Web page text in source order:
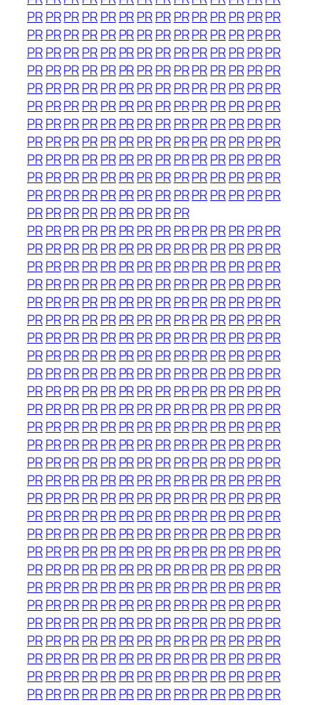
PRPRPRPRPR PRPRPRPRPRPRPR PRPR
PRPRPRPRPR PRPRPRPRPRPRPR PRPR
PRPRPRPRPR PRPRPRPRPRPRPR PRPR
PRPRPRPRPR PRPRPRPRPRPRPR PRPR
PRPRPRPRPR PRPRPRPRPRPRPR PRPR
PRPRPRPRPR PRPRPRPRPRPRPR PRPR
PRPRPRPRPR PRPRPRPRPRPRPR PRPR
PRPRPRPRPR PRPRPRPRPRPRPR PRPR
PRPRPRPRPR PRPRPRPRPRPRPR PRPR
PRPRPRPRPR PRPRPRPRPRPRPR PRPR
PRPRPRPRPR PRPRPRPRPRPRPR PRPR
PRPRPRPRPR PRPRPRPR
PRPRPRPRPR PRPRPRPRPRPRPR PRPR
PRPRPRPRPR PRPRPRPRPRPRPR PRPR
PRPRPRPRPR PRPRPRPRPRPRPR PRPR
PRPRPRPRPR PRPRPRPRPRPRPR PRPR
PRPRPRPRPR PRPRPRPRPRPRPR PRPR
PRPRPRPRPR PRPRPRPRPRPRPR PRPR
PRPRPRPRPR PRPRPRPRPRPRPR PRPR
PRPRPRPRPR PRPRPRPRPRPRPR PRPR
PRPRPRPRPR PRPRPRPRPRPRPR PRPR
PRPRPRPRPR PRPRPRPRPRPRPR PRPR
PRPRPRPRPR PRPRPRPRPRPRPR PRPR
PRPRPRPRPR PRPRPRPRPRPRPR PRPR
PRPRPRPRPR PRPRPRPRPRPRPR PRPR
PRPRPRPRPR PRPRPRPRPRPRPR PRPR
PRPRPRPRPR PRPRPRPRPRPRPR PRPR
PRPRPRPRPR PRPRPRPRPRPRPR PRPR
PRPRPRPRPR PRPRPRPRPRPRPR PRPR
PRPRPRPRPR PRPRPRPRPRPRPR PRPR
PRPRPRPRPR PRPRPRPRPRPRPR PRPR
PRPRPRPRPR PRPRPRPRPRPRPR PRPR
PRPRPRPRPR PRPRPRPRPRPRPR PRPR
PRPRPRPRPR PRPRPRPRPRPRPR PRPR
PRPRPRPRPR PRPRPRPRPRPRPR PRPR
PRPRPRPRPR PRPRPRPRPRPRPR PRPR
PRPRPRPRPR PRPRPRPRPRPRPR PRPR
PRPRPRPRPR PRPRPRPRPRPRPR PRPR
PRPRPRPRPR PRPRPRPRPRPRPR PRPR